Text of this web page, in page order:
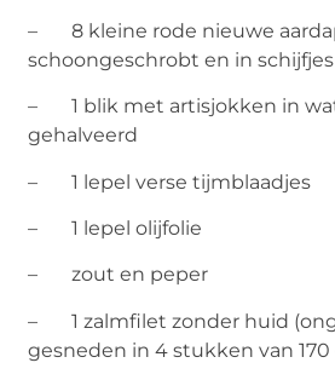
– 8 kleine rode nieuwe
schoongeschrobt en in
– 1 blik met artisjokken in
gehalveerd
– 1 lepel verse tijmblaadjes
– 1 lepel olijfolie
– zout en peper
– 1 zalmfilet zonder huid
gesneden in 4 stukken van 170